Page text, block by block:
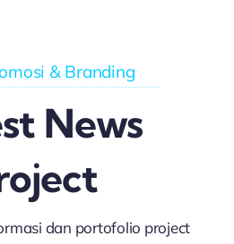
& Branding
News
dan portofolio project